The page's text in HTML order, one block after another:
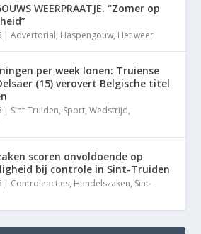
WEERPRAATJE. “Zomer op
|Advertorial, Haspengouw, Het weer
per week lonen: Truiense
(15) verovert Belgische titel
| Sint-Truiden, Sport,Wedstrijd,
scoren onvoldoende op
bij controle in Sint-Truiden
| Controleacties, Handelszaken, Sint-